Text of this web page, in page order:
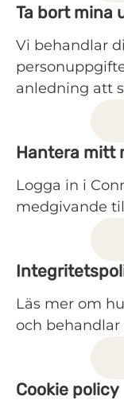
Ta bort mina
Vi behandlar
anledning att
Hantera mitt
Logga in i
medgivande
Läs mer om
och
Cookie policy